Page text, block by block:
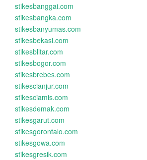
stikesbanggai.com
stikesbangka.com
stikesbanyumas.com
stikesbekasi.com
stikesblitar.com
stikesbogor.com
stikesbrebes.com
stikescianjur.com
stikesciamis.com
stikesdemak.com
stikesgarut.com
stikesgorontalo.com
stikesgowa.com
stikesgresik.com